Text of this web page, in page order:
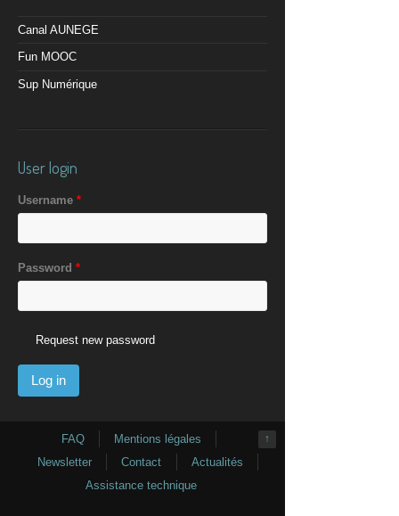
Canal AUNEGE
Fun MOOC
Sup Numérique
User login
Username *
Password *
Request new password
↑
FAQ
Mentions légales
Newsletter
Contact
Actualités
Assistance technique